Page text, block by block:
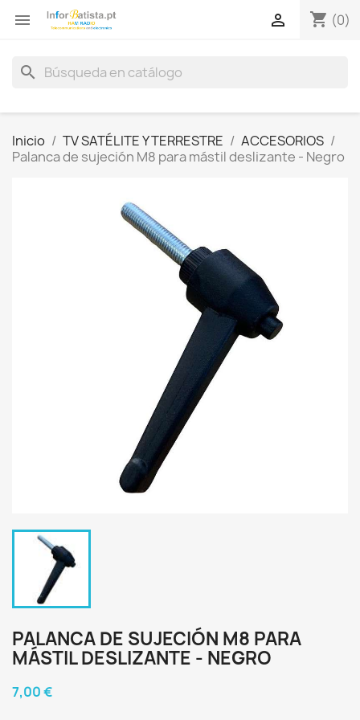
 shopping_cart (0)

search
Inicio TV SATÉLITE Y TERRESTRE
ACCESORIOS
Palanca de sujeción M8 para mástil deslizante - Negro
PALANCA DE SUJECIÓN M8 PARA
MÁSTIL DESLIZANTE - NEGRO
7,00 €